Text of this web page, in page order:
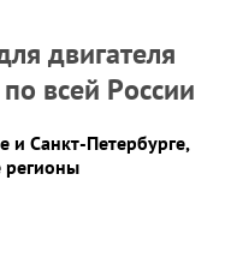
двигателя
всей России
и Санкт-Петербурге,
регионы